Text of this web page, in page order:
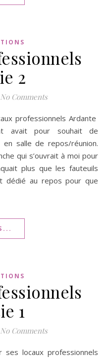
2
No Comments
avait pour souhait de
salle de repos/réunion.
qui s’ouvrait à moi pour
plus que les fauteuils
dédié au repos pour que
1
No Comments